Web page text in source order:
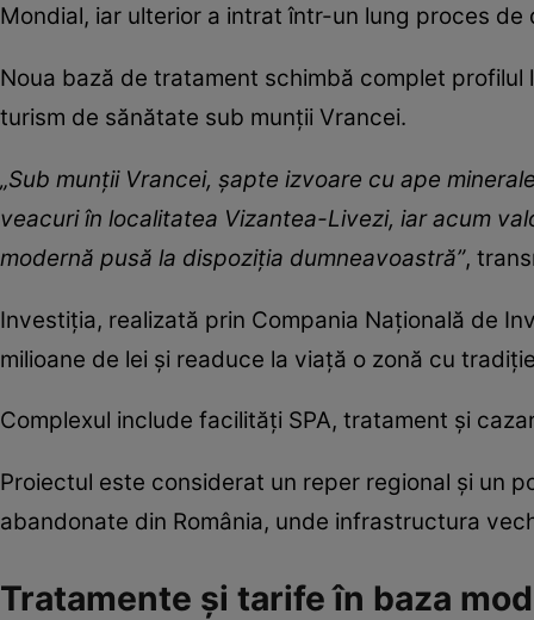
Mondial, iar ulterior a intrat într-un lung proces de
Noua bază de tratament schimbă complet
turism de sănătate sub munții Vrancei.
„Sub munții Vrancei, șapte izvoare cu ape
veacuri în localitatea Vizantea-Livezi, iar acum
modernă pusă la dispoziția dumneavoastră”,
Investiția, realizată prin Compania Națională de
milioane de lei și readuce la viață o zonă cu
Complexul include facilități SPA, tratament și
Proiectul este considerat un reper regional și un
abandonate din România, unde infrastructura
Tratamente și tarife în baza